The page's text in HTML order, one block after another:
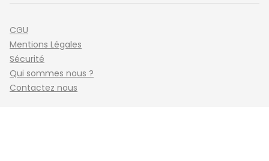
CGU
Mentions Légales
Sécurité
Qui sommes nous ?
Contactez nous